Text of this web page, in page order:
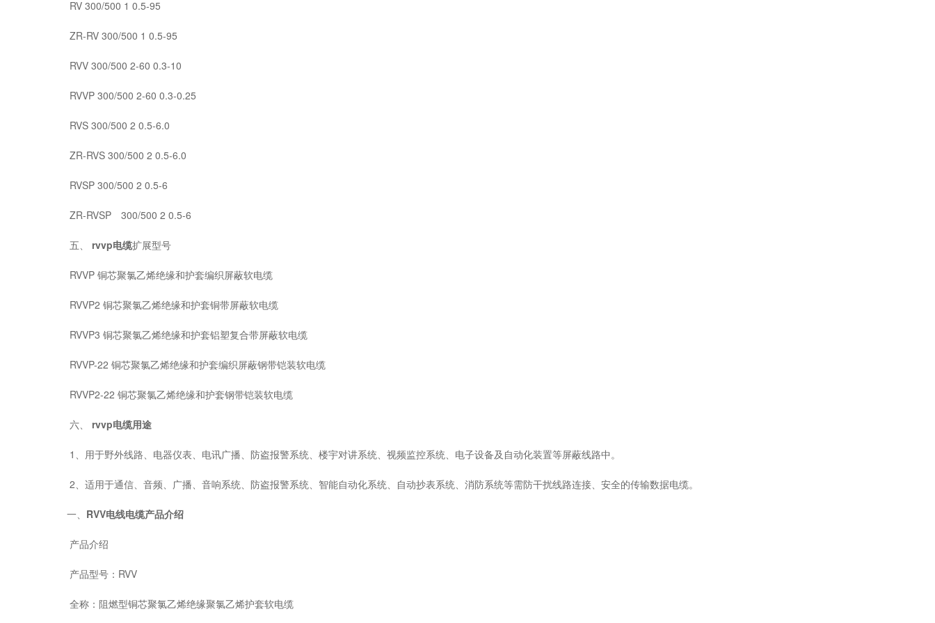
RV 300/500 1 0.5-95
ZR-RV 300/500 1 0.5-95
RVV 300/500 2-60 0.3-10
RVVP 300/500 2-60 0.3-0.25
RVS 300/500 2 0.5-6.0
ZR-RVS 300/500 2 0.5-6.0
RVSP 300/500 2 0.5-6
ZR-RVSP 300/500 2 0.5-6
五、 rvvp电缆扩展型号
RVVP 铜芯聚氯乙烯绝缘和护套编织屏蔽软电缆
RVVP2 铜芯聚氯乙烯绝缘和护套铜带屏蔽软电缆
RVVP3 铜芯聚氯乙烯绝缘和护套铝塑复合带屏蔽软电缆
RVVP-22 铜芯聚氯乙烯绝缘和护套编织屏蔽钢带铠装软电缆
RVVP2-22 铜芯聚氯乙烯绝缘和护套钢带铠装软电缆
六、 rvvp电缆用途
1、用于野外线路、电器仪表、电讯广播、防盗报警系统、楼宇对讲系统、视频监控系统、电子设备及自动化装置等屏蔽线路中。
2、适用于通信、音频、广播、音响系统、防盗报警系统、智能自动化系统、自动抄表系统、消防系统等需防干扰线路连接、安全的传输数据电缆。
一、 RVV电线电缆产品介绍
产品介绍
产品型号：RVV
全称：阻燃型铜芯聚氯乙烯绝缘聚氯乙烯护套软电缆